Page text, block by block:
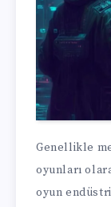
Genellikle
oyunları
oyun